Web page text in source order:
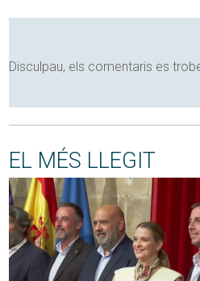
Disculpau, els comentaris es
EL MÉS LLEGIT